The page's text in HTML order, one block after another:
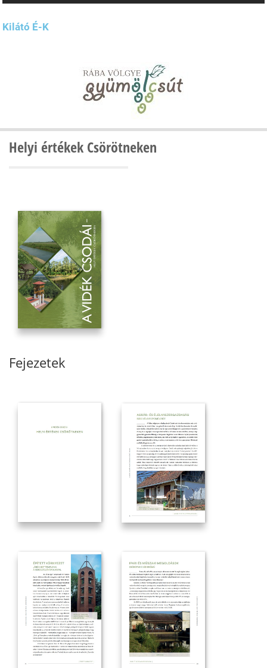
Kilátó É-K
Helyi értékek Csörötneken
Fejezetek